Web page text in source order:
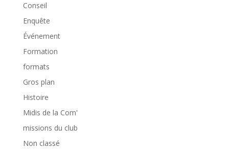
Conseil
Enquête
Événement
Formation
formats
Gros plan
Histoire
Midis de la Com'
missions du club
Non classé